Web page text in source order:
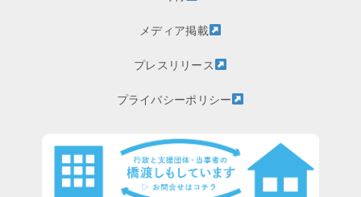
メディア掲載
プレスリリース
プライバシーポリシー